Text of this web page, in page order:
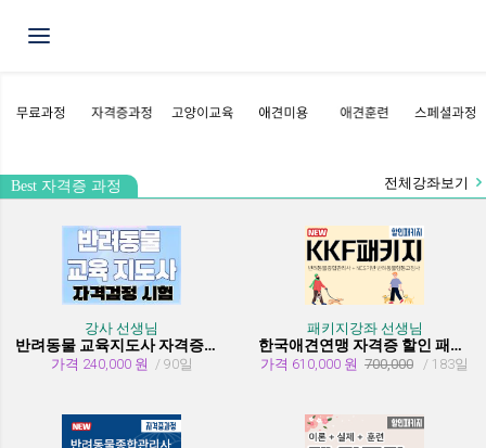
Toggle navigation
Best 자격증 과정 전체강좌보기
강사 선생님
반려동물 교육지도사 자격증과정
가격 240,000 원 / 90일
패키지강좌 선생님
한국애견연맹 자격증 할인 패키지 과정 (종합관리사 + 행동교정사)
가격 610,000 원 700,000 / 183일